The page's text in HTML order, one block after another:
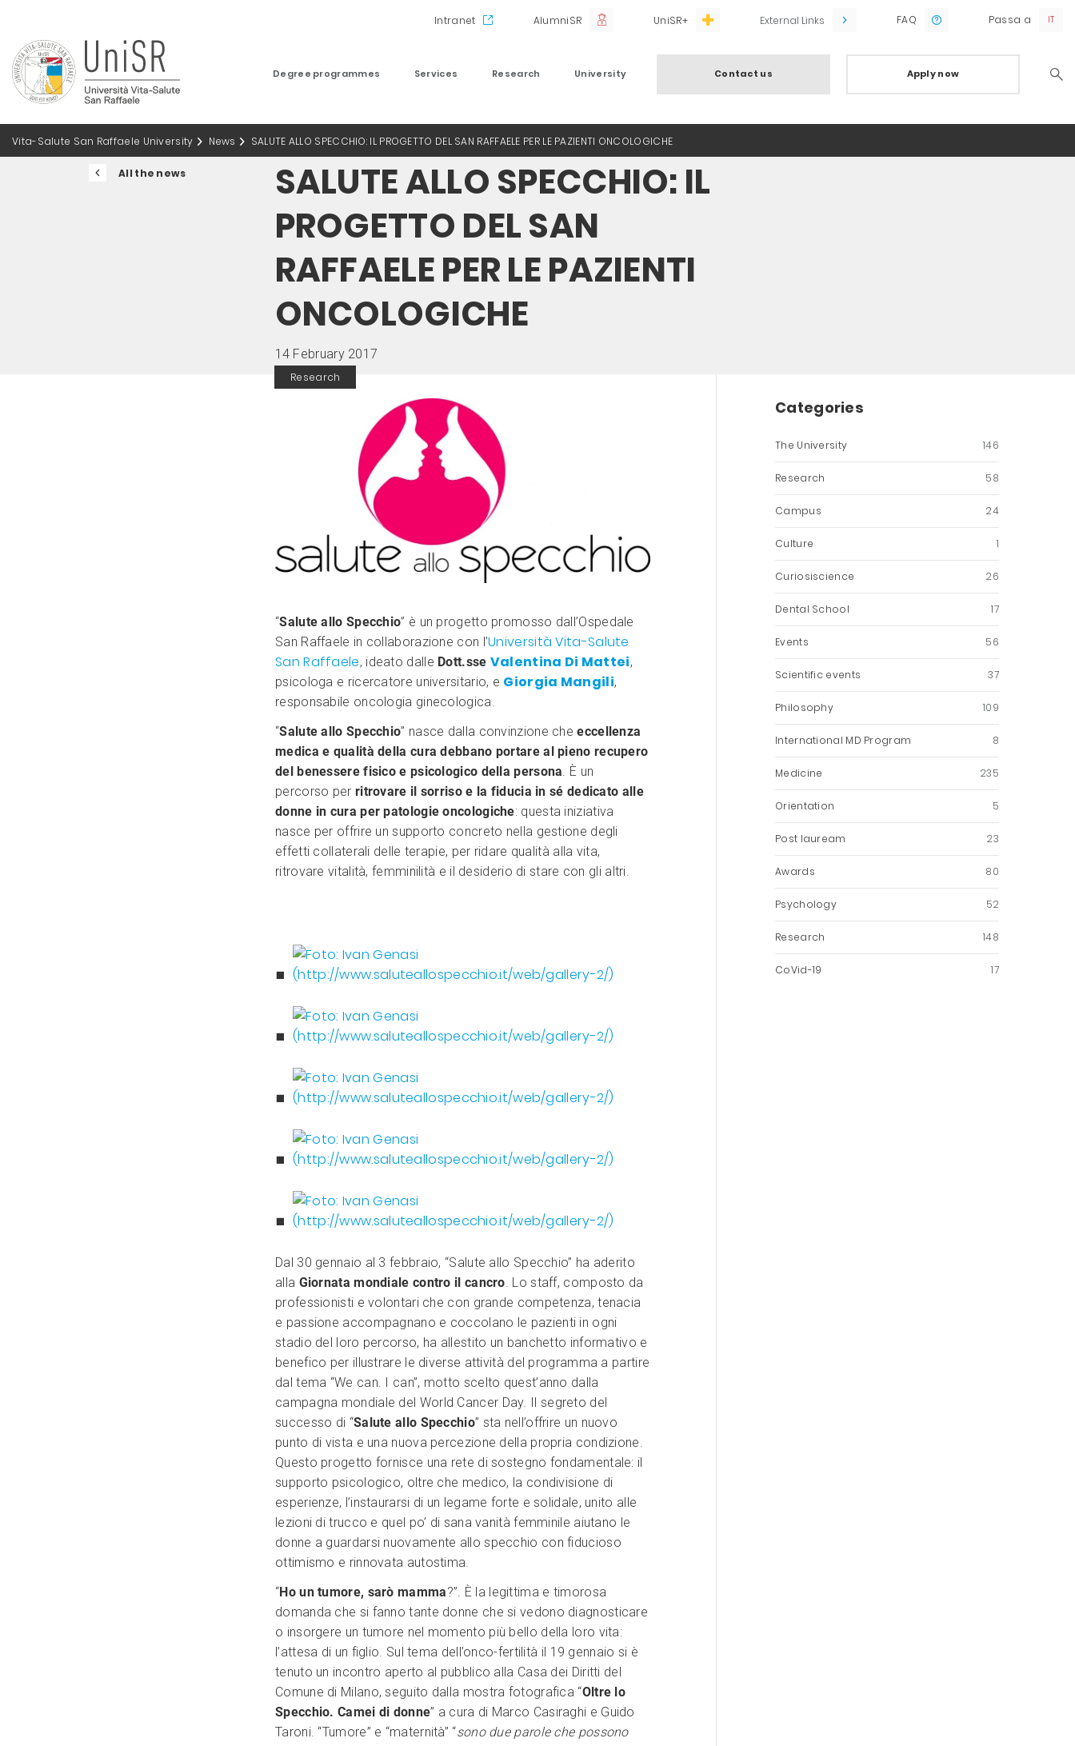
Intranet AlumniSR UniSR+ External Links FAQ Passa a
Degree programmes Services Research University Contact us Apply now
Vita-Salute San Raffaele University News SALUTE ALLO SPECCHIO: IL PROGETTO DEL SAN RAFFAELE PER LE PAZIENTI ONCOLOGICHE
All the news
SALUTE ALLO SPECCHIO: IL
PROGETTO DEL SAN
RAFFAELE PER LE PAZIENTI
ONCOLOGICHE
14 February 2017
Research
“Salute allo Specchio” è un progetto promosso dall’Ospedale
San Raffaele in collaborazione con l’Università Vita-Salute
San Raffaele, ideato dalle Dott.sse Valentina Di Mattei,
psicologa e ricercatore universitario, e Giorgia Mangili,
responsabile oncologia ginecologica.
“Salute allo Specchio” nasce dalla convinzione cheeccellenza
medica e qualità della cura debbano portare al pieno recupero
del benessere fisico e psicologico della persona. È un
percorso per ritrovare il sorriso e la fiducia in sé dedicato alle
donne in cura per patologie oncologiche: questa iniziativa
nasce per offrire un supporto concreto nella gestione degli
effetti collaterali delle terapie, per ridare qualità alla vita,
ritrovare vitalità, femminilità e il desiderio di stare con gli altri.
Dal 30 gennaio al 3 febbraio, “Salute allo Specchio” ha aderito
alla Giornata mondiale contro il cancro. Lo staff, composto da
professionisti e volontari che con grande competenza, tenacia
e passione accompagnano e coccolano le pazienti in ogni
stadio del loro percorso, ha allestito un banchetto informativo e
benefico per illustrare le diverse attività del programma a partire
dal tema “We can. I can”, motto scelto quest’anno dalla
campagna mondiale del World Cancer Day. Il segreto del
successo di “Salute allo Specchio” sta nell’offrire un nuovo
punto di vista e una nuova percezione della propria condizione.
Questo progetto fornisce una rete di sostegno fondamentale: il
supporto psicologico, oltre che medico, la condivisione di
esperienze, l’instaurarsi di un legame forte e solidale, unito alle
lezioni di trucco e quel po’ di sana vanità femminile aiutano le
donne a guardarsi nuovamente allo specchio con fiducioso
ottimismo e rinnovata autostima.
“Ho un tumore, sarò mamma?”. È la legittima e timorosa
domanda che si fanno tante donne che si vedono diagnosticare
o insorgere un tumore nel momento più bello della loro vita:
l’attesa di un figlio. Sul tema dell’onco-fertilità il 19 gennaio si è
tenuto un incontro aperto al pubblico alla Casa dei Diritti del
Comune di Milano, seguito dalla mostra fotografica “Oltre lo
Specchio. Camei di donne” a cura di Marco Casiraghi e Guido
Taroni. “Tumore” e “maternità” “sono due parole che possono
Categories
The University 146
Research 58
Campus 24
Culture 1
Curiosiscience 26
Dental School 17
Events 56
Scientific events 37
Philosophy 109
International MD Program 8
Medicine 235
Orientation 5
Post lauream 23
Awards 80
Psychology 52
Research 148
CoVid-19 17